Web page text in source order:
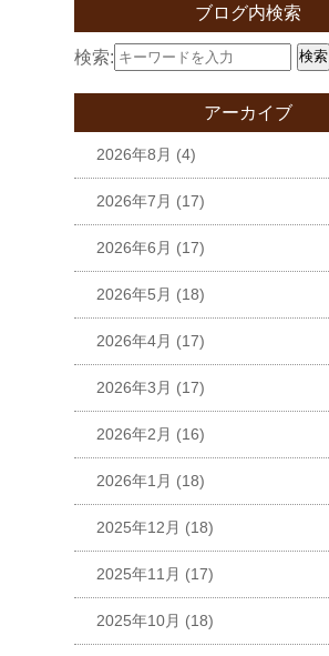
ブログ内検索
検索: 検索
アーカイブ
2026年8月 (4)
2026年7月 (17)
2026年6月 (17)
2026年5月 (18)
2026年4月 (17)
2026年3月 (17)
2026年2月 (16)
2026年1月 (18)
2025年12月 (18)
2025年11月 (17)
2025年10月 (18)